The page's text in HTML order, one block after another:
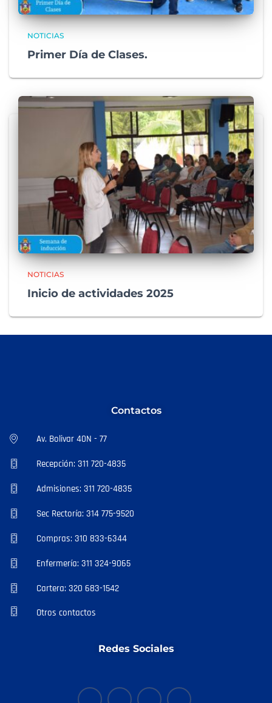
NOTICIAS
Primer Día de Clases.
NOTICIAS
Inicio de actividades 2025
Contactos
Av. Bolivar 40N - 77
Recepción: 311 720-4835
Admisiones: 311 720-4835
Sec Rectoría: 314 775-9520
Compras: 310 833-6344
Enfermería: 311 324-9065
Cartera: 320 683-1542
Otros contactos
Redes Sociales